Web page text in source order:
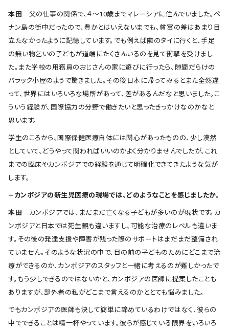
本田
父の仕事の関係で、４〜10歳までマレーシアに住んでいました。ペ
ナン島の街中だったので、豊かとはいえないまでも、貧富の差はあまり目
立たなかったように記憶しています。でも例えば隣のタイに行くと、手足
の無い物乞いの子どもが道端にたくさんいるのを見て衝撃を受けまし
た。また学校の用務員のおじさんの家に遊びに行ったら、隙間だらけの
バラック小屋のようで驚きました。その後日本に帰ってみるとまた全然違
って、世界にはいろいろな場所があって、差があるんだなと思いました。こ
ういう経験が、国際協力の分野で働きたいと思ったきっかけなのかなと
思います。
学生のころから、国際保健医療自体には関心があったものの、少し漠然
としていて、どうやって関わればいいのかよく分かりませんでしたが、これ
までの臨床やカンボジアでの経験を通じて明確化できてきたような気が
します。
―カンボジアの新生児医療の現場では、どのようなことを感じましたか。
本田
カンボジアでは、まだまだ亡くなる子どもが多いのが現状です。カ
ンボジアと日本では死生観も違いますし、可能な治療のレベルも違いま
す。その後の発達支援や障害が残った際のサポートはまだまだ整備され
ていません。そのような状況の中で、目の前の子どものためにどこまで治
療ができるのか、カンボジアのスタッフと一緒に考えるのが難しかったで
す。もう少しできるのではないかと、カンボジアの医師に提案したことも
ありますが、部外者の私がどこまで言えるのかととても悩みました。
でもカンボジアの医師も決して簡単に諦めているわけではなく、彼らの
中でできることは精一杯やっています。彼らが感じている限界をいろいろ